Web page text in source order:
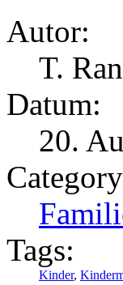
Autor:
T.
Datum:
20.
Tags:
Kinder,